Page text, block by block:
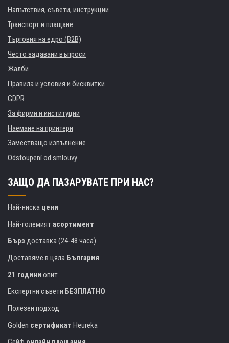
Напътствия, съвети, инструкции
Транспорт и плащане
Търговия на едро (B2B)
Често задавани въпроси
Жалби
Правила и условия и бисквитки
GDPR
За фирми и институции
Наемане на принтери
Заместващо изпълнение
Odstoupení od smlouvy
ЗАЩО ДА ПАЗАРУВАТЕ ПРИ НАС?
Най-ниска цени
Най-големиятасортимент
Бърз доставка (24-48 часа)
Доставяме в цяла България
21 години опит
Експертни съвети БЕЗПЛАТНО
Полезен подход
Golden сертификат Heureka